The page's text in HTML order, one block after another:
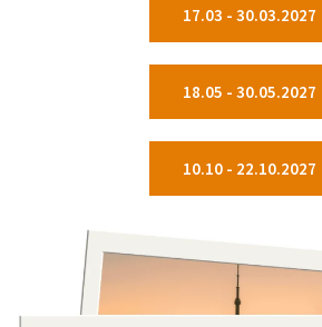
17.03 - 30.03.2027
18.05 - 30.05.2027
10.10 - 22.10.2027